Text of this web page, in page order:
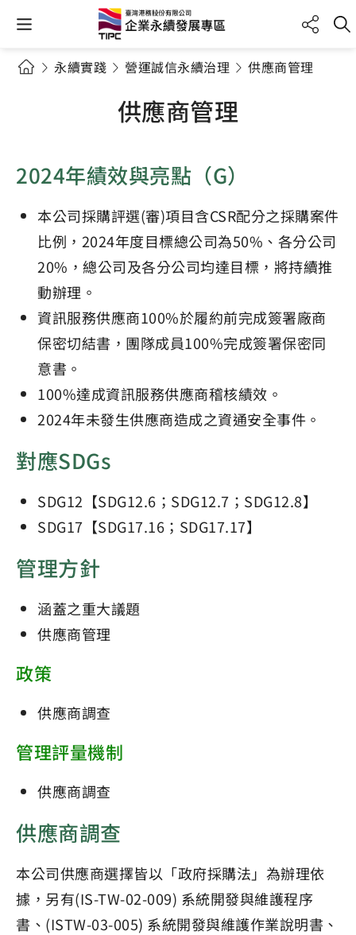
永續實踐 營運誠信永續治理 供應商管理
供應商管理
2024年績效與亮點（G）
本公司採購評選(審)項目含CSR配分之採購案件
比例，2024年度目標總公司為50%、各分公司
20%，總公司及各分公司均達目標，將持續推
動辦理。
資訊服務供應商100%於履約前完成簽署廠商
保密切結書，團隊成員100%完成簽署保密同
意書。
100%達成資訊服務供應商稽核績效。
2024年未發生供應商造成之資通安全事件。
對應SDGs
SDG12【SDG12.6；SDG12.7；SDG12.8】
SDG17【SDG17.16；SDG17.17】
管理方針
涵蓋之重大議題
供應商管理
政策
供應商調查
管理評量機制
供應商調查
供應商調查
本公司供應商選擇皆以「政府採購法」為辦理依
據，另有(IS-TW-02-009) 系統開發與維護程序
書、(ISTW-03-005) 系統開發與維護作業說明書、